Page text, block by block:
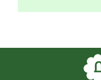
ЛАРИСА
Спасибо, всё